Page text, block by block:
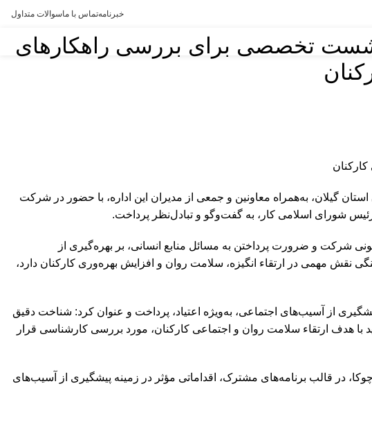
خبرنامهتماس با ماسوالات متداول
تخصصی برای بررسی راهکارهای
گیلان، به‌همراه معاونین و جمعی از مدیران این اداره، با حضور در شرکت
شورای اسلامی کار، به گفت‌وگو و تبادل‌نظر پرداخت.
و ضرورت پرداختن به مسائل منابع انسانی، بر بهره‌گیری از
نقش مهمی در ارتقاء انگیزه، سلامت روان و افزایش بهره‌وری کارکنان دارد،
از آسیب‌های اجتماعی، به‌ویژه اعتیاد، پرداخت و عنوان کرد: شناخت دقیق
هدف ارتقاء سلامت روان و اجتماعی کارکنان، مورد بررسی کارشناسی قرار
در قالب برنامه‌های مشترک، اقداماتی مؤثر در زمینه پیشگیری از آسیب‌های